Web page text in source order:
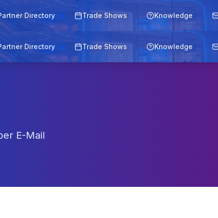
Directory Trade Shows Knowledge
Directory Trade Shows Knowledge
E-Mail